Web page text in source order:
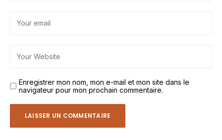
Enregistrer mon nom, mon e-mail et mon site dans le
navigateur pour mon prochain commentaire.